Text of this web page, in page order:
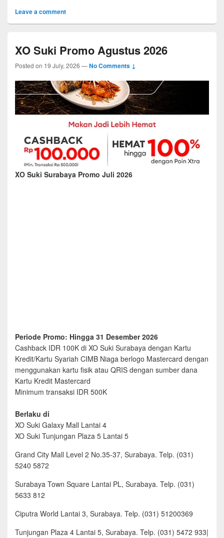
Leave a comment
XO Suki Promo Agustus 2026
Posted on 19 July, 2026 —No Comments ↓
XO Suki Surabaya Promo Juli 2026
Periode Promo: Hingga 31 Desember 2026
Cashback IDR 100K di XO Suki Surabaya dengan Kartu
Kredit/Kartu Syariah CIMB Niaga berlogo Mastercard dengan
menggunakan kartu fisik atau QRIS dengan sumber dana
Kartu Kredit Mastercard
Minimum transaksi IDR 500K
Berlaku di
XO Suki Galaxy Mall Lantai 4
XO Suki Tunjungan Plaza 5 Lantai 5
Grand City Mall Level 2 No.35-37, Surabaya. Telp. (031)
5240 5872
Surabaya Town Square Lantai PL, Surabaya. Telp. (031)
5633 812
Ciputra World Lantai 3, Surabaya. Telp. (031) 51200369
Tunjungan Plaza 4 Lantai 5, Surabaya. Telp. (031) 5472 933|